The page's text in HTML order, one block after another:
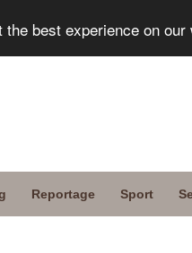
best experience on our
Reportage Sport